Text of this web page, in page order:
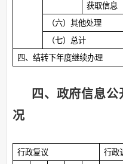
获取信息
（六）其他处理
（七）总计
四、结转下年度继续办理
四、政府信息
况
行政复议 行政